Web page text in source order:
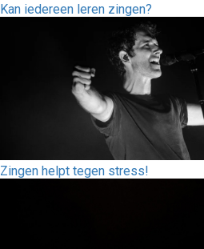
Kan iedereen leren zingen?
Zingen helpt tegen stress!